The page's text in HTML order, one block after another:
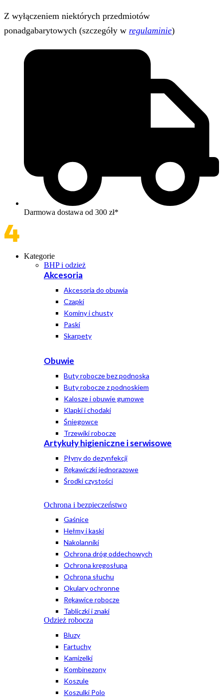
Z wyłączeniem niektórych przedmiotów
ponadgabarytowych (szczegóły w regulaminie)
Darmowa dostawa od 300 zł*
Kategorie
BHP i odzież
Akcesoria
Akcesoria do obuwia
Czapki
Kominy i chusty
Paski
Skarpety
Obuwie
Buty robocze bez podnoska
Buty robocze z podnoskiem
Kalosze i obuwie gumowe
Klapki i chodaki
Śniegowce
Trzewiki robocze
Artykuły higieniczne i serwisowe
Płyny do dezynfekcji
Rękawiczki jednorazowe
Środki czystości
Ochrona i bezpieczeństwo
Gaśnice
Hełmy i kaski
Nakolanniki
Ochrona dróg oddechowych
Ochrona kręgosłupa
Ochrona słuchu
Okulary ochronne
Rękawice robocze
Tabliczki i znaki
Odzież robocza
Bluzy
Fartuchy
Kamizelki
Kombinezony
Koszule
Koszulki Polo